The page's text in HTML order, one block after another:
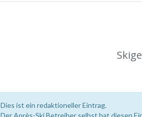
Dies ist ein redaktioneller Eintrag.